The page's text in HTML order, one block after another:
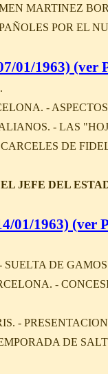
MARTINEZ
POR EL
01/1963) (ver
.
-
- LAS
DE
JEFE DEL
01/1963) (ver
DE
-
-
DE